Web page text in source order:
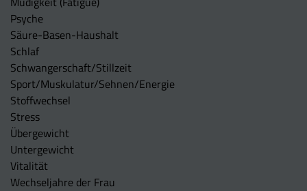
Psyche
Säure-Basen-Haushalt
Schlaf
Schwangerschaft/Stillzeit
Sport/Muskulatur/Sehnen/Energie
Stoffwechsel
Stress
Übergewicht
Untergewicht
Vitalität
Wechseljahre der Frau